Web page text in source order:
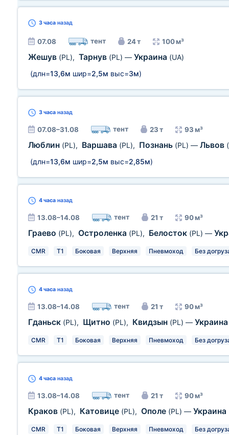
3 часа назад
07.08 тент 24 т 100 м³
Жешув (PL), Тарнув (PL) — Украина (UA)
(длн=13,6м шир=2,5м выс=3м)
3 часа назад
07.08–31.08 тент 23 т 93 м³
Люблин (PL), Варшава (PL), Познань (PL) — Львов
(длн=13,6м шир=2,5м выс=2,85м)
4 часа назад
13.08–14.08 тент 21 т 90 м³
Граево (PL), Остроленка (PL), Белосток (PL) —
CMR T1 Боковая Верхняя Пневмоход Без
4 часа назад
13.08–14.08 тент 21 т 90 м³
Гданьск (PL), Щитно (PL), Квидзын (PL) —
CMR T1 Боковая Верхняя Пневмоход Без
4 часа назад
13.08–14.08 тент 21 т 90 м³
Краков (PL), Катовице (PL), Ополе (PL) — Украина
CMR T1 Боковая Верхняя Пневмоход Без